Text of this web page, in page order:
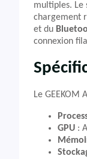
multiples. Le
chargement
et du
connexion
Le GEEKOM
GPU :